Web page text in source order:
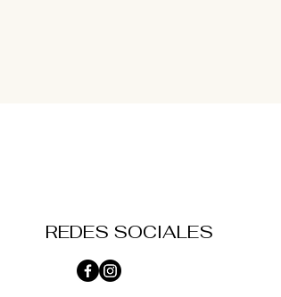
REDES SOCIALES